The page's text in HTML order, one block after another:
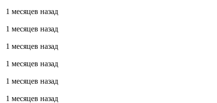
1 месяцев назад
1 месяцев назад
1 месяцев назад
1 месяцев назад
1 месяцев назад
1 месяцев назад